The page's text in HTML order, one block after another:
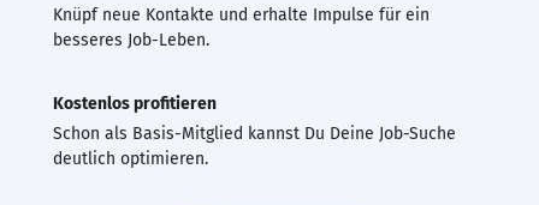
Knüpf neue Kontakte und erhalte Impulse für ein
besseres Job-Leben.
Kostenlos profitieren
Schon als Basis-Mitglied kannst Du Deine Job-Suche
deutlich optimieren.